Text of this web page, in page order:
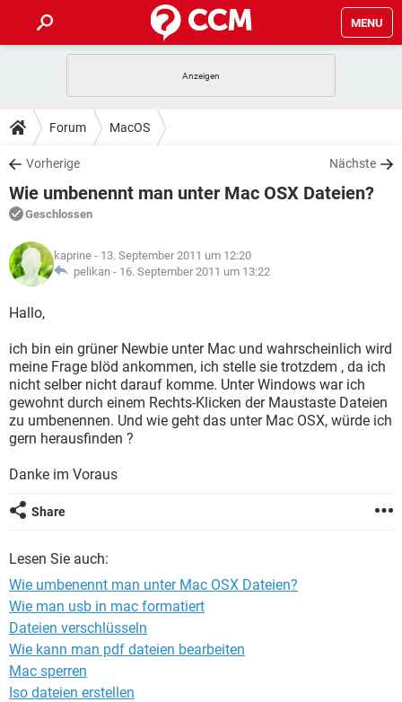
MENU
ANDROID
WINDOWS 10
WHATSAPP TIKTOK
FACEBOOK
TIPPS & TRICKS
SPIELE
WINDOWS 10
WHATSAPP
FACEBOOK HARDWARE
DOWNLOADS
SPIELE STREAMING
ANDROID
WINDOWS 10 INSTAGRAM
WHATSAPP
FACEBOOK
FORUM
SPIELE
ANDROID IOS
FACEBOOK HARDWARE
LEXIKON
SPIELE
ANDROID
WINDOWS 10 INSTAGRAM
WHATSAPP TIKTOK
FACEBOOK HARDWARE
Forum MacOS
Vorherige Nächste
Wie umbenennt man unter Mac OSX Dateien?
Geschlossen
kaprine - 13. September 2011 um 12:20
pelikan - 16. September 2011 um 13:22
Hallo,
ich bin ein grüner Newbie unter Mac und wahrscheinlich wird
meine Frage blöd ankommen, ich stelle sie trotzdem , da ich
nicht selber nicht darauf komme. Unter Windows war ich
gewohnt durch einem Rechts-Klicken der Maustaste Dateien
zu umbenennen. Und wie geht das unter Mac OSX, würde ich
gern herausfinden ?
Danke im Voraus
Share
Lesen Sie auch:
Wie umbenennt man unter Mac OSX Dateien?
Wie man usb in mac formatiert
Dateien verschlüsseln
Wie kann man pdf dateien bearbeiten
Mac sperren
Iso dateien erstellen